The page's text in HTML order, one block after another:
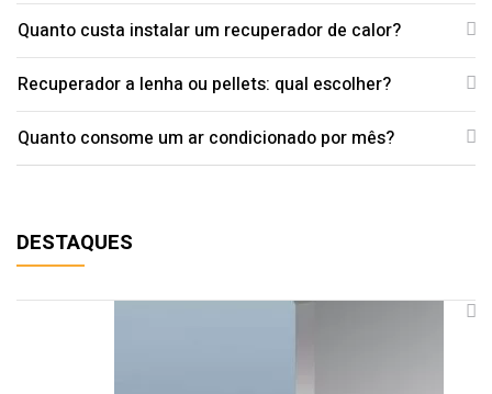
Quanto custa instalar um recuperador de calor?
Recuperador a lenha ou pellets: qual escolher?
Quanto consome um ar condicionado por mês?
DESTAQUES